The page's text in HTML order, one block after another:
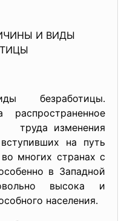
И ВИДЫ
безработицы.
изменения
на путь
многих странах с
в Западной
высока и
населения.